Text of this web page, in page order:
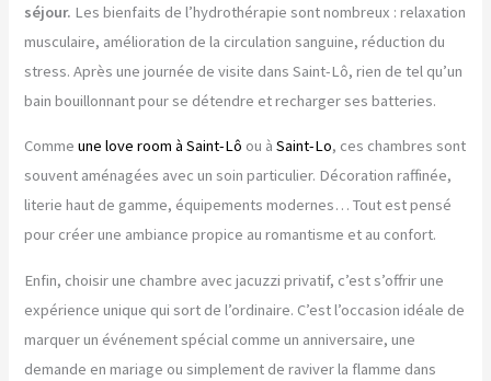
séjour. Les bienfaits de l’hydrothérapie sont nombreux : relaxation
musculaire, amélioration de la circulation sanguine, réduction du
stress. Après une journée de visite dans Saint-Lô, rien de tel qu’un
bain bouillonnant pour se détendre et recharger ses batteries.
Comme une love room à Saint-Lô ou àSaint-Lo, ces chambres sont
souvent aménagées avec un soin particulier. Décoration raffinée,
literie haut de gamme, équipements modernes… Tout est pensé
pour créer une ambiance propice au romantisme et au confort.
Enfin, choisir une chambre avec jacuzzi privatif, c’est s’offrir une
expérience unique qui sort de l’ordinaire. C’est l’occasion idéale de
marquer un événement spécial comme un anniversaire, une
demande en mariage ou simplement de raviver la flamme dans